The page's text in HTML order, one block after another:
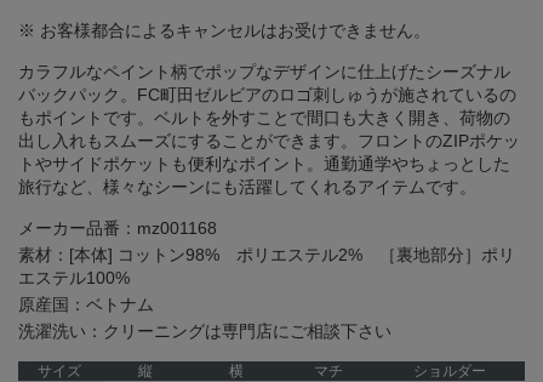
※ お客様都合によるキャンセルはお受けできません。
カラフルなペイント柄でポップなデザインに仕上げたシーズナル
バックパック。FC町田ゼルビアのロゴ刺しゅうが施されているの
もポイントです。ベルトを外すことで間口も大きく開き、荷物の
出し入れもスムーズにすることができます。フロントのZIPポケッ
トやサイドポケットも便利なポイント。通勤通学やちょっとした
旅行など、様々なシーンにも活躍してくれるアイテムです。
メーカー品番：mz001168
素材：[本体] コットン98% ポリエステル2% ［裏地部分］ポリ
エステル100%
原産国：ベトナム
洗濯洗い：クリーニングは専門店にご相談下さい
サイズ 縦 横 マチ ショルダー